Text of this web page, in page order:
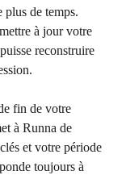
plus de temps.
à jour votre
reconstruire
fin de votre
à Runna de
et votre période
toujours à